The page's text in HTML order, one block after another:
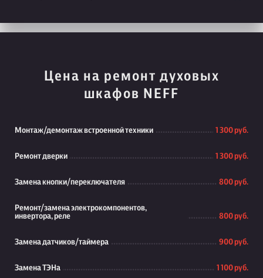
Цена на ремонт духовых
шкафов NEFF
Монтаж/демонтаж встроенной техники 1 300 руб.
Ремонт дверки 1 300 руб.
Замена кнопки/переключателя 800 руб.
Ремонт/замена электрокомпонентов,
инвертора, реле
800 руб.
Замена датчиков/таймера 900 руб.
Замена ТЭНа 1 100 руб.